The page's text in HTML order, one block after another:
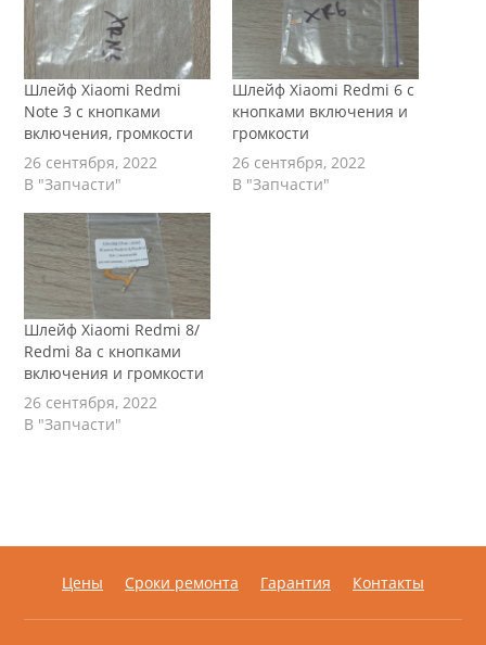
Шлейф Xiaomi Redmi
Note 3 с кнопками
включения, громкости
26 сентября, 2022
В "Запчасти"
Шлейф Xiaomi Redmi 6 с
кнопками включения и
громкости
26 сентября, 2022
В "Запчасти"
Шлейф Xiaomi Redmi 8/
Redmi 8a с кнопками
включения и громкости
26 сентября, 2022
В "Запчасти"
Цены Сроки ремонта Гарантия Контакты